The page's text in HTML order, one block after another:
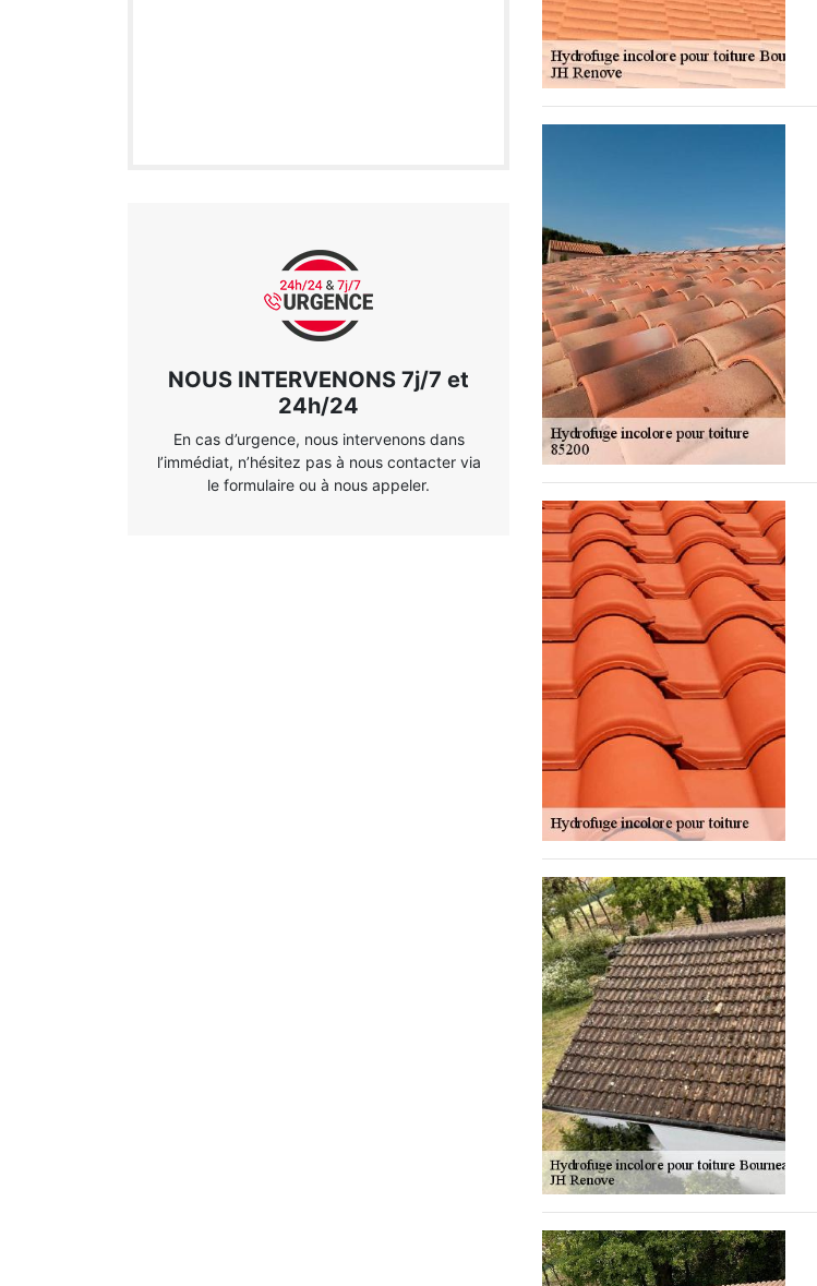
NOUS INTERVENONS 7j/7 et
24h/24
En cas d’urgence, nous intervenons dans
l’immédiat, n’hésitez pas à nous contacter via
le formulaire ou à nous appeler.